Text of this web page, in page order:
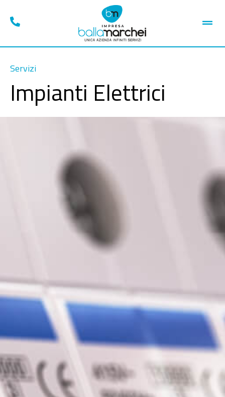
Servizi
Impianti Elettrici